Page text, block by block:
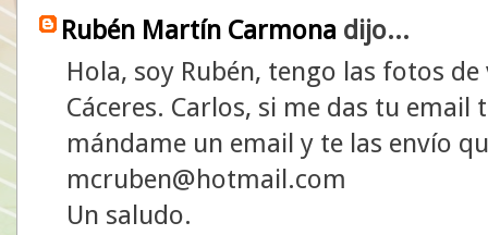
Rubén Martín Carmona dijo...
Hola, soy Rubén, tengo las fotos
Cáceres. Carlos, si me das tu email
mándame un email y te las envío
mcruben@hotmail.com
Un saludo.